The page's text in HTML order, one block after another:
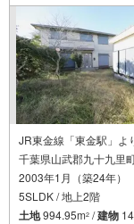
JR東金線「東金駅」よ
千葉県山武郡九十九里
2003年1月（築24年）
5SLDK / 地上2階
土地994.95m2 /建物